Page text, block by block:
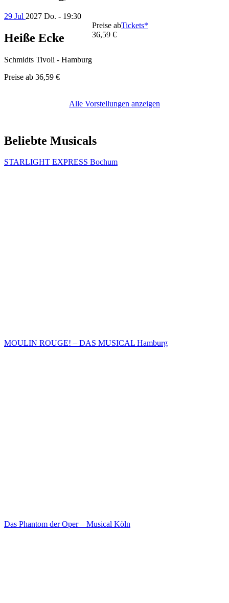
29 Jul 2027 Do. - 19:30
Heiße Ecke
Schmidts Tivoli - Hamburg
Preise ab 36,59 €
Preise ab
36,59 €
Tickets*
Alle Vorstellungen anzeigen
Beliebte Musicals
STARLIGHT EXPRESS Bochum
MOULIN ROUGE! – DAS MUSICAL Hamburg
Das Phantom der Oper – Musical Köln